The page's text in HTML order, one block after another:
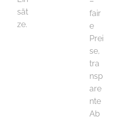
sät
ze.
fair
e
Prei
se,
tra
nsp
are
nte
Ab